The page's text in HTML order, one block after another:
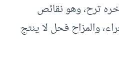
ترح، وهو نقائص
والمزاح فحل لا ينتج